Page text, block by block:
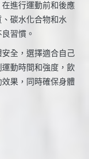
進行運動前和後應
碳水化合物和水
習慣。
全，選擇適合自己
動時間和強度，飲
果，同時確保身體